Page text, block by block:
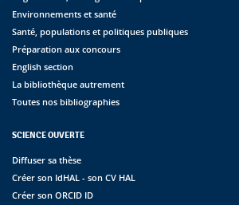
Environnements et santé
Santé, populations et politiques publiques
Préparation aux concours
English section
La bibliothèque autrement
Toutes nos bibliographies
SCIENCE OUVERTE
Diffuser sa thèse
Créer son IdHAL - son CV HAL
Créer son ORCID ID